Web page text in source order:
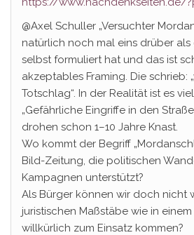
@Axel Schuller „Versuchter
natürlich noch mal eins drüber als
selbst formuliert hat und das ist
akzeptables Framing. Die schrieb:
Totschlag“. In der Realität ist es
„Gefährliche Eingriffe in den
drohen schon 1–10 Jahre Knast.
Wo kommt der Begriff
Bild-Zeitung, die politischen
Kampagnen unterstützt?
Als Bürger können wir doch nicht
juristischen Maßstäbe wie in
willkürlich zum Einsatz kommen?